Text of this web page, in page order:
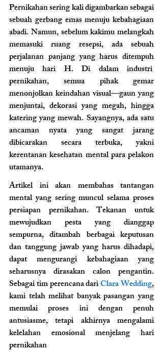
Pernikahan sering kali digambarkan sebagai
sebuah gerbang emas menuju kebahagiaan
abadi. Namun, sebelum kakimu melangkah
memasuki ruang resepsi, ada sebuah
perjalanan panjang yang harus ditempuh
menuju hari H. Di dalam industri
pernikahan, semua pihak gemar
menonjolkan keindahan visual—gaun yang
menjuntai, dekorasi yang megah, hingga
katering yang mewah. Sayangnya, ada satu
ancaman nyata yang sangat jarang
dibicarakan secara terbuka, yakni
kerentanan kesehatan mental para pelakon
utamanya.
Artikel ini akan membahas tantangan
mental yang sering muncul selama proses
persiapan pernikahan. Tekanan untuk
mewujudkan pesta yang dianggap
sempurna, ditambah berbagai keputusan
dan tanggung jawab yang harus dihadapi,
dapat mengurangi kebahagiaan yang
seharusnya dirasakan calon pengantin.
Sebagai tim perencana dari Clara Wedding,
kami telah melihat banyak pasangan yang
memulai proses ini dengan penuh
antusiasme, tetapi akhirnya mengalami
kelelahan emosional menjelang hari
pernikahan